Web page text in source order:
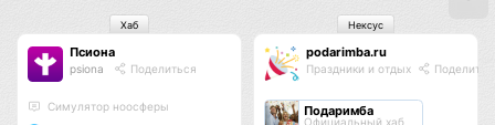
Псиона
psiona Поделиться
Cимулятор ноосферы
Хаб
podarimba.ru
Праздники и отдых
Подаримба
Официальный хаб
Нексус